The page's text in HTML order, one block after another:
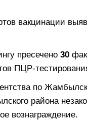
вакцинации
пресечено 30
ПЦР-
по
района
вознаграждение.